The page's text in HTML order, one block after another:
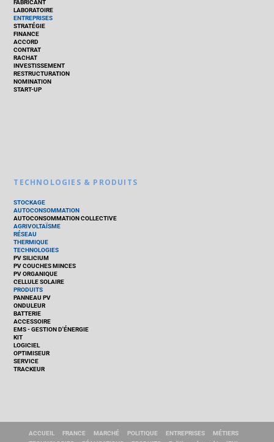
FABRICANT
LABORATOIRE
ENTREPRISES
STRATÉGIE
FINANCE
ACCORD
CONTRAT
RACHAT
INVESTISSEMENT
RESTRUCTURATION
NOMINATION
START-UP
TECHNOLOGIES & PRODUITS
STOCKAGE
AUTOCONSOMMATION
AUTOCONSOMMATION COLLECTIVE
AGRIVOLTAÏSME
RÉSEAU
THERMIQUE
TECHNOLOGIES
PV SILICIUM
PV COUCHES MINCES
PV ORGANIQUE
CELLULE SOLAIRE
PRODUITS
PANNEAU PV
ONDULEUR
BATTERIE
ACCESSOIRE
EMS - GESTION D'ÉNERGIE
KIT
LOGICIEL
OPTIMISEUR
SERVICE
TRACKEUR
ACCUEIL FRANCE MARCHÉ POLITIQUE ENTREPRISES
MÉTIERS